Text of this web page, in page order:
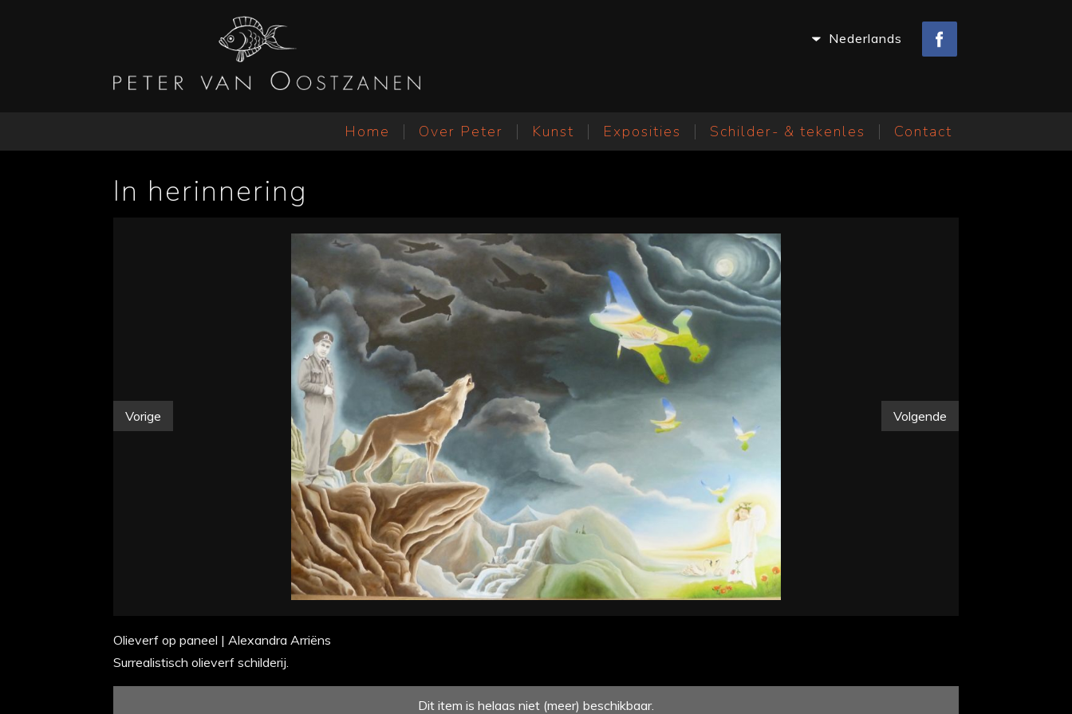
Nederlands
Home Over Peter Kunst Exposities Schilder- & tekenles Contact
In herinnering
Vorige Volgende
Olieverf op paneel | Alexandra Arriëns
Surrealistisch olieverf schilderij.
Dit item is helaas niet (meer) beschikbaar.